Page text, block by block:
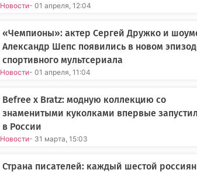
Новости- 01 апреля, 12:04
«Чемпионы»: актер Сергей Дружко и
Александр Шепс появились в новом
спортивного мультсериала
Новости- 01 апреля, 11:04
Befree x Bratz: модную коллекцию со
знаменитыми куколками впервые
в России
Новости- 31 марта, 15:03
Страна писателей: каждый шестой